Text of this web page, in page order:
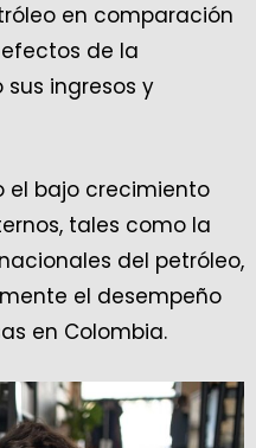
en comparación
de la
ingresos y
el bajo crecimiento
tales como la
del petróleo,
el desempeño
en Colombia.